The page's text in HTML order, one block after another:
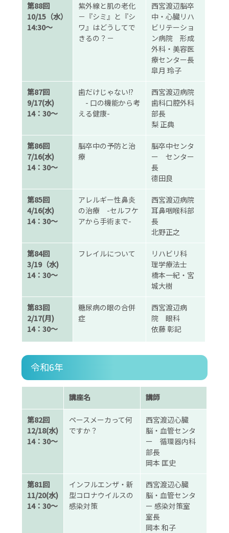
第88回
10/15（水）
14:30～
紫外線と肌の老化
－『シミ』と『シ
ワ』はどうしてで
きるの？－
西宮渡辺脳卒
中・心臓リハ
ビリテーショ
ン病院 形成
外科・美容医
療センター長
皐月 玲子
第87回
9/17(水)
14：30～
歯だけじゃない!?
- 口の機能から考
える健康-
西宮渡辺病院
歯科口腔外科
部長
梨 正典
第86回
7/16(水)
14：30～
脳卒中の予防と治
療
脳卒中センタ
ー センター
長
德田良
第85回
4/16(水)
14：30～
アレルギー性鼻炎
の治療 -セルフケ
アから手術まで-
西宮渡辺病院
耳鼻咽喉科部
長
北野正之
第84回
3/19（水)
14：30～
フレイルについて
リハビリ科
理学療法士
橋本一紀・宮
城大樹
第83回
2/17(月)
14：30～
糖尿病の眼の合併
症
西宮渡辺病
院 眼科
依藤 彰記
令和6年
講座名 講師
第82回
12/18(水)
14：30～
ペースメーカって何
ですか？
西宮渡辺心臓
脳・血管センタ
ー 循環器内科
部長
岡本 匡史
第81回
11/20(水)
14：30～
インフルエンザ・新
型コロナウイルスの
感染対策
西宮渡辺心臓
脳・血管センタ
ー 感染対策室
室長
岡本 和子